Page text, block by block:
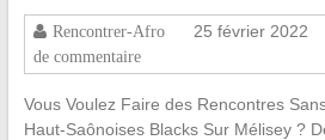
Rencontrer-Afro 25 février 2022
de commentaire
Vous Voulez Faire des Rencontres
Haut-Saônoises Blacks Sur Mélisey ?